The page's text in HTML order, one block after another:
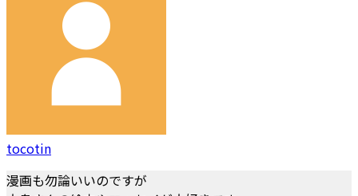
tocotin
漫画も勿論いいのですが